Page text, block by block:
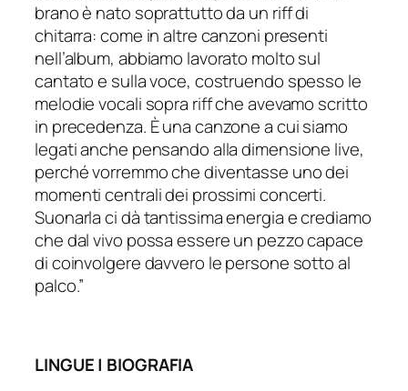
brano è nato soprattutto da un riff di
chitarra: come in altre canzoni presenti
nell’album, abbiamo lavorato molto sul
cantato e sulla voce, costruendo spesso le
melodie vocali sopra riff che avevamo scritto
in precedenza. È una canzone a cui siamo
legati anche pensando alla dimensione live,
perché vorremmo che diventasse uno dei
momenti centrali dei prossimi concerti.
Suonarla ci dà tantissima energia e crediamo
che dal vivo possa essere un pezzo capace
di coinvolgere davvero le persone sotto al
palco.”
LINGUE | BIOGRAFIA